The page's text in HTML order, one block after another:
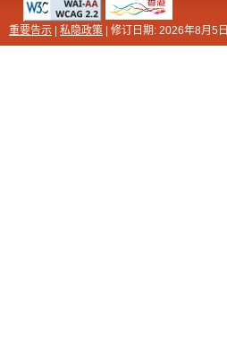
重要告示 | 私隐政策 | 修订日期: 2026年8月5日